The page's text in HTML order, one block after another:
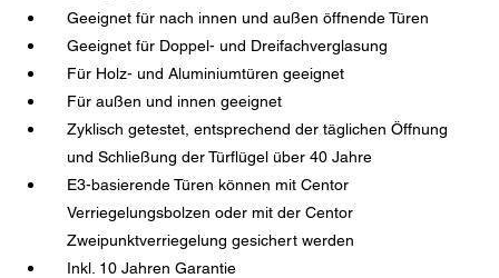
Geeignet für nach innen und außen öffnende Türen
Geeignet für Doppel- und Dreifachverglasung
Für Holz- und Aluminiumtüren geeignet
Für außen und innen geeignet
Zyklisch getestet, entsprechend der täglichen Öffnung
und Schließung der Türflügel über 40 Jahre
E3-basierende Türen können mit Centor
Verriegelungsbolzen oder mit der Centor
Zweipunktverriegelung gesichert werden
Inkl. 10 Jahren Garantie
Diese Sicherheitsfrage überprüft, ob Sie ein menschlicher
Besucher sind und verhindert automatisches Spamming.
Datenschutzerklärung
Ich stimme der Weiterleitung meiner personenbezogenen
Daten in den obigen Formularfeldern an den
nächstgelegenen Centor Händler oder an einen
zuständigen Centor Mitarbeiter zu, welcher mich in
Bezug auf das Anliegen meiner Anfrage kontaktieren